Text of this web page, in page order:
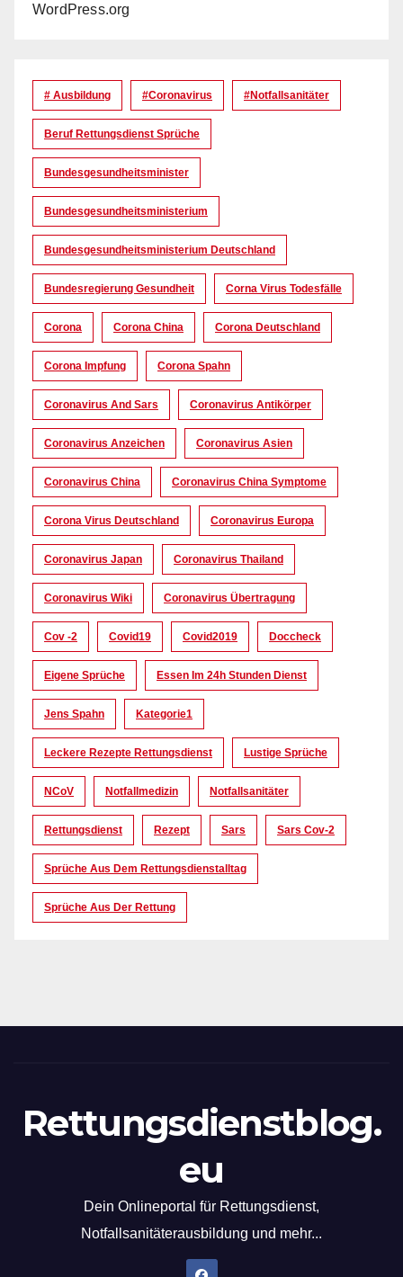
WordPress.org
# Ausbildung #coronavirus #Notfallsanitäter
Beruf Rettungsdienst Sprüche
Bundesgesundheitsminister
Bundesgesundheitsministerium
Bundesgesundheitsministerium Deutschland
Bundesregierung Gesundheit Corna Virus Todesfälle
Corona Corona China Corona Deutschland
Corona Impfung Corona Spahn
Coronavirus And Sars Coronavirus Antikörper
Coronavirus Anzeichen Coronavirus Asien
Coronavirus China Coronavirus China Symptome
Corona Virus Deutschland Coronavirus Europa
Coronavirus Japan Coronavirus Thailand
Coronavirus Wiki Coronavirus Übertragung
Cov -2 Covid19 Covid2019 Doccheck
Eigene Sprüche Essen Im 24h Stunden Dienst
Jens Spahn Kategorie1
Leckere Rezepte Rettungsdienst Lustige Sprüche
NCoV Notfallmedizin Notfallsanitäter
Rettungsdienst Rezept Sars Sars Cov-2
Sprüche Aus Dem Rettungsdienstalltag
Sprüche Aus Der Rettung
Rettungsdienstblog.
eu
Dein Onlineportal für Rettungsdienst,
Notfallsanitäterausbildung und mehr...